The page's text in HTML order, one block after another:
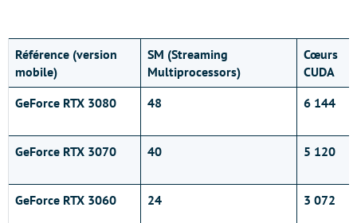
Référence (version
mobile)
SM (Streaming
Multiprocessors)
Cœurs
CUDA
GeForce RTX 3080
48 6 144
GeForce RTX 3070 40 5 120
GeForce RTX 3060 24 3 072